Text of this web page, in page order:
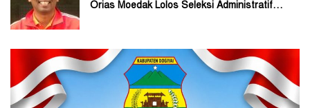
Orias Moedak Lolos Seleksi Administratif